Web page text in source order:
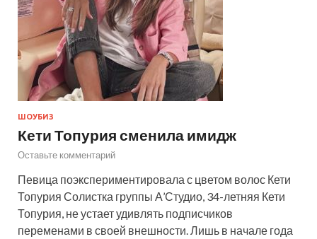
ШОУБИЗ
Кети Топурия сменила имидж
Оставьте комментарий
Певица поэкспериментировала с цветом волос Кети
Топурия Солистка группы А’Студио, 34-летняя Кети
Топурия, не устает удивлять подписчиков
переменами в своей внешности. Лишь в начале года